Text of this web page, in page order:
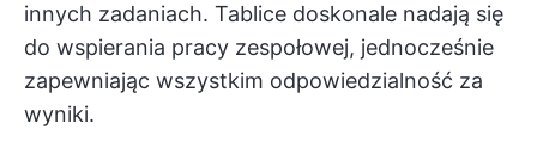
innych zadaniach. Tablice doskonale nadają się
do wspierania pracy zespołowej, jednocześnie
zapewniając wszystkim odpowiedzialność za
wyniki.